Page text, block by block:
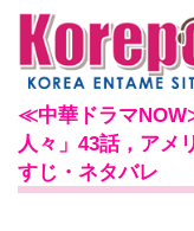
≪中華ドラマ
人々」43話，アメ
すじ・ネタバレ